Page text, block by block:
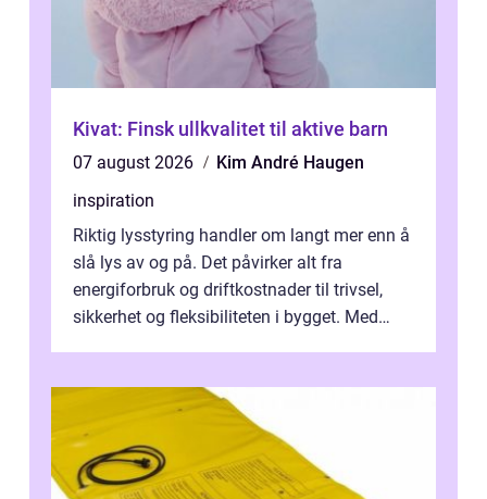
Kivat: Finsk ullkvalitet til aktive barn
07 august 2026
Kim André Haugen
inspiration
Riktig lysstyring handler om langt mer enn å
slå lys av og på. Det påvirker alt fra
energiforbruk og driftkostnader til trivsel,
sikkerhet og fleksibiliteten i bygget. Med